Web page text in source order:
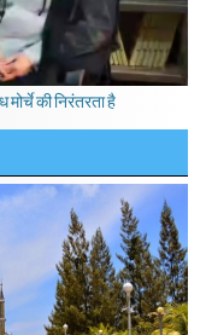
की निरंतरता है